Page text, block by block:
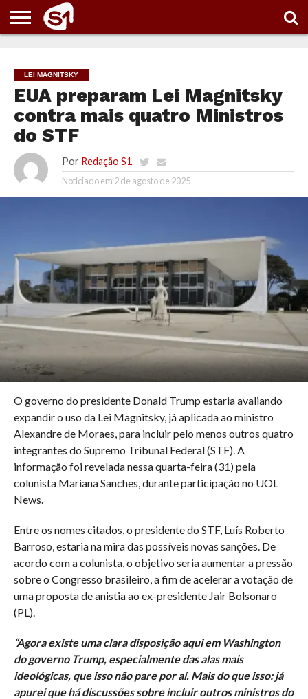
LEI MAGNITSKY
EUA preparam Lei Magnitsky
contra mais quatro Ministros
do STF
Por Redação S1
Noticiado em 2 de agosto de 2025
O governo do presidente Donald Trump estaria avaliando
expandir o uso da Lei Magnitsky, já aplicada ao ministro
Alexandre de Moraes, para incluir pelo menos outros quatro
integrantes do Supremo Tribunal Federal (STF). A
informação foi revelada nessa quarta-feira (31) pela
colunista Mariana Sanches, durante participação no UOL
News.
Entre os nomes citados, o presidente do STF, Luís Roberto
Barroso, estaria na mira das possíveis novas sanções. De
acordo com a colunista, o objetivo seria aumentar a pressão
sobre o Congresso brasileiro, a fim de acelerar a votação de
uma proposta de anistia ao ex-presidente Jair Bolsonaro
(PL).
“Agora existe uma clara disposição aqui em Washington
do governo Trump, especialmente das alas mais
ideológicas, que isso não pare por aí. Mais do que isso: já
apurei que há discussões sobre incluir outros ministros do